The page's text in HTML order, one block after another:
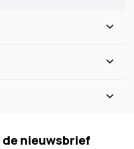
nieuwsbrief